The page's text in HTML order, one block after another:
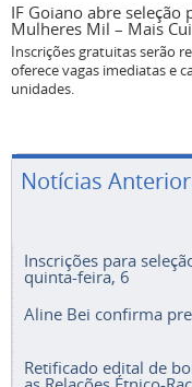
IF Goiano abre
Mulheres Mil – Mais
Inscrições gratuitas serão
oferece vagas imediatas e
unidades.
Notícias
Inscrições para
quinta-feira, 6
Aline Bei confirma
Retificado edital de